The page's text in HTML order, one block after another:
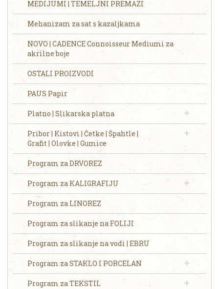
MEDIJUMI | TEMELJNI PREMAZI
Mehanizam za sat s kazaljkama
NOVO | CADENCE Connoisseur Mediumi za
akrilne boje
OSTALI PROIZVODI
PAUS Papir
Platno | Slikarska platna
Pribor | Kistovi | Četke | Špahtle |
Grafit | Olovke | Gumice
Program za DRVOREZ
Program za KALIGRAFIJU
Program za LINOREZ
Program za slikanje na FOLIJI
Program za slikanje na vodi | EBRU
Program za STAKLO I PORCELAN
Program za TEKSTIL